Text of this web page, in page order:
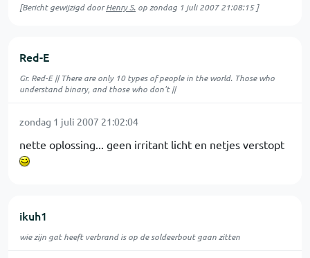
[Bericht gewijzigd doorHenry S. op zondag 1 juli 2007 21:08:15]
Red-E
Gr. Red-E || There are only 10 types of people in the world. Those who
understand binary, and those who don't ||
zondag 1 juli 2007 21:02:04
nette oplossing... geen irritant licht en netjes verstopt
ikuh1
wie zijn gat heeft verbrand is op de soldeerbout gaan zitten